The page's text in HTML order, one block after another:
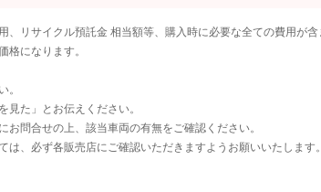
リサイクル預託金 相当額等、購入時に必要な全ての費用が含
格になります。
。
た」とお伝えください。
問合せの上、該当車両の有無をご確認ください。
、必ず各販売店にご確認いただきますようお願いいたします。